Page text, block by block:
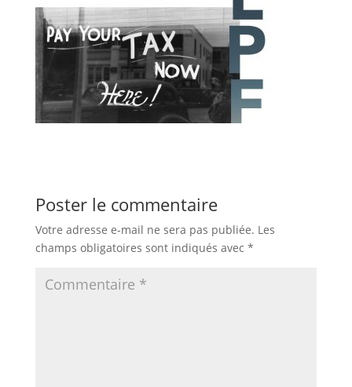
Poster le commentaire
Votre adresse e-mail ne sera pas publiée. Les
champs obligatoires sont indiqués avec *